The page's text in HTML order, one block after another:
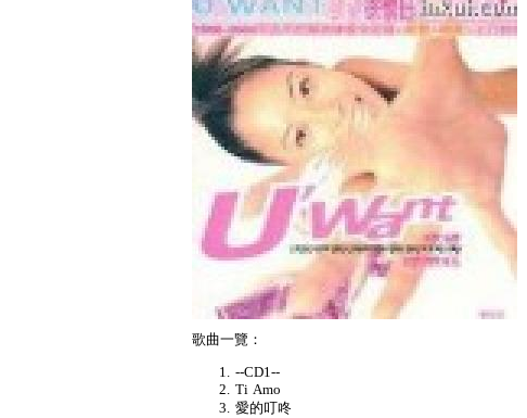
歌曲一覽：
--CD1--
Ti Amo
愛的叮咚